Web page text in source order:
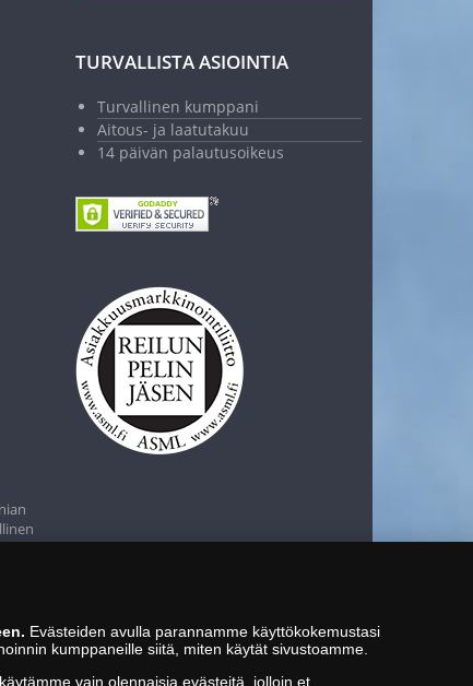
TURVALLISTA ASIOINTIA
Turvallinen kumppani
Aitous- ja laatutakuu
14 päivän palautusoikeus
Evästeiden avulla parannamme käyttökokemustasi
kumppaneille siitä, miten käytät sivustoamme.
vain olennaisia evästeitä, jolloin et